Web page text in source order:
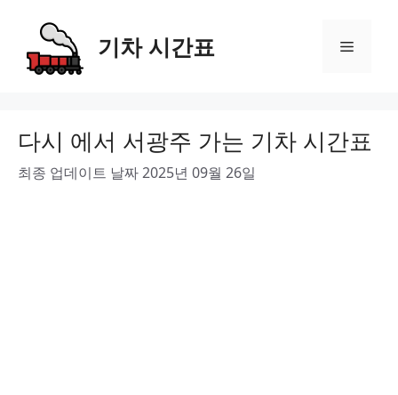
content
기차 시간표 Menu
다시 에서 서광주 가는 기차 시간표
최종 업데이트 날짜 2025년 09월 26일